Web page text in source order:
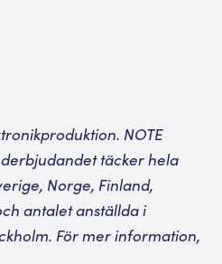
NOTE
täcker hela
Norge, Finland,
antalet anställda i
För mer information,